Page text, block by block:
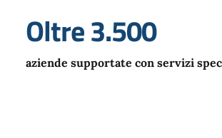
Oltre 3.500
aziende supportate con servizi